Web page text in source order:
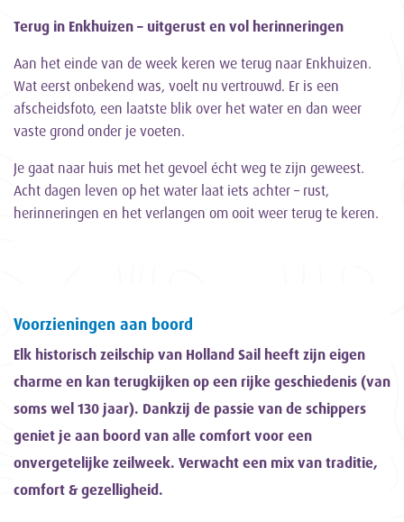
Terug in Enkhuizen – uitgerust en vol herinneringen
Aan het einde van de week keren we terug naar Enkhuizen.
Wat eerst onbekend was, voelt nu vertrouwd. Er is een
afscheidsfoto, een laatste blik over het water en dan weer
vaste grond onder je voeten.
Je gaat naar huis met het gevoel écht weg te zijn geweest.
Acht dagen leven op het water laat iets achter – rust,
herinneringen en het verlangen om ooit weer terug te keren.
Voorzieningen aan boord
Elk historisch zeilschip van Holland Sail heeft zijn eigen
charme en kan terugkijken op een rijke geschiedenis (van
soms wel 130 jaar). Dankzij de passie van de schippers
geniet je aan boord van alle comfort voor een
onvergetelijke zeilweek. Verwacht een mix van traditie,
comfort & gezelligheid.